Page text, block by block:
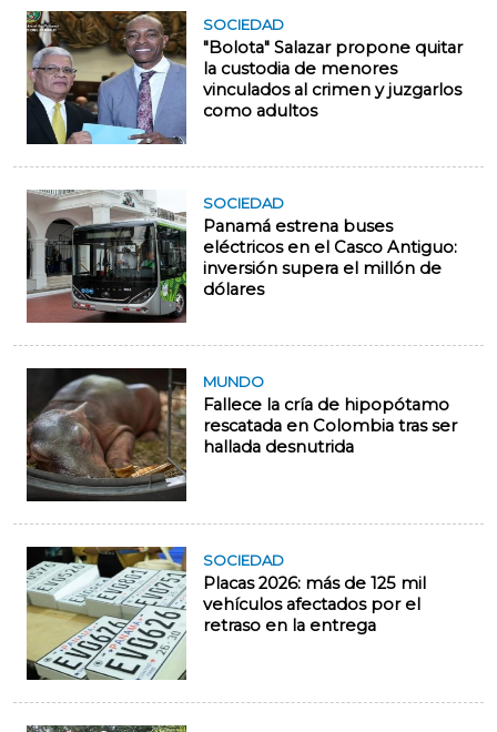
SOCIEDAD
"Bolota" Salazar propone quitar
la custodia de menores
vinculados al crimen y juzgarlos
como adultos
SOCIEDAD
Panamá estrena buses
eléctricos en el Casco Antiguo:
inversión supera el millón de
dólares
MUNDO
Fallece la cría de hipopótamo
rescatada en Colombia tras ser
hallada desnutrida
SOCIEDAD
Placas 2026: más de 125 mil
vehículos afectados por el
retraso en la entrega